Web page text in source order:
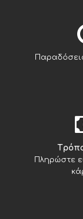
Πληρώστε